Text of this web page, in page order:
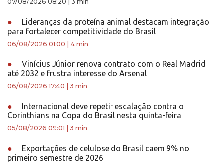
07/08/2026 08:20 3 min
●
Lideranças da proteína animal destacam integração
para fortalecer competitividade do Brasil
06/08/2026 01:00 4 min
●
Vinícius Júnior renova contrato com o Real Madrid
até 2032 e frustra interesse do Arsenal
06/08/2026 17:40 3 min
●
Internacional deve repetir escalação contra o
Corinthians na Copa do Brasil nesta quinta-feira
05/08/2026 09:01 3 min
●
Exportações de celulose do Brasil caem 9% no
primeiro semestre de 2026